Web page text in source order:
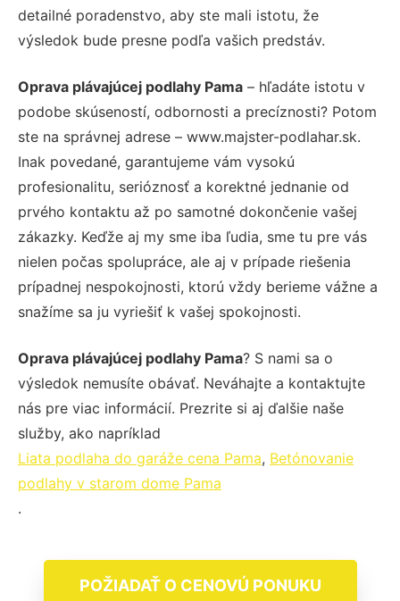
detailné poradenstvo, aby ste mali istotu, že
výsledok bude presne podľa vašich predstáv.
Oprava plávajúcej podlahy Pama – hľadáte istotu v
podobe skúseností, odbornosti a precíznosti? Potom
ste na správnej adrese – www.majster-podlahar.sk.
Inak povedané, garantujeme vám vysokú
profesionalitu, serióznosť a korektné jednanie od
prvého kontaktu až po samotné dokončenie vašej
zákazky. Keďže aj my sme iba ľudia, sme tu pre vás
nielen počas spolupráce, ale aj v prípade riešenia
prípadnej nespokojnosti, ktorú vždy berieme vážne a
snažíme sa ju vyriešiť k vašej spokojnosti.
Oprava plávajúcej podlahy Pama? S nami sa o
výsledok nemusíte obávať. Neváhajte a kontaktujte
nás pre viac informácií. Prezrite si aj ďalšie naše
služby, ako napríklad
Liata podlaha do garáže cena Pama, Betónovanie
podlahy v starom dome Pama
.
POŽIADAŤ O CENOVÚ PONUKU